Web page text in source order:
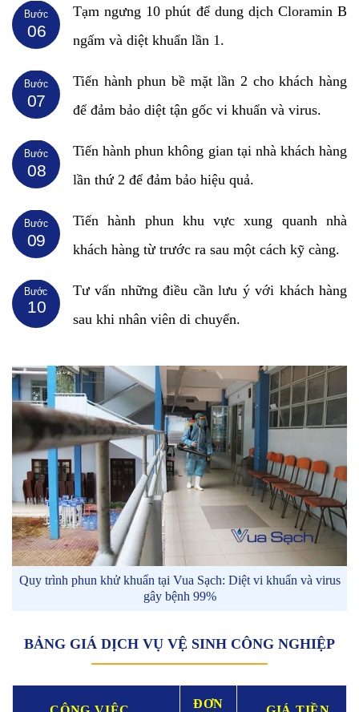
06
Bước
Tạm ngưng 10 phút để dung dịch Cloramin B
ngấm và diệt khuẩn lần 1.
07
Bước
Tiến hành phun bề mặt lần 2 cho khách hàng
để đảm bảo diệt tận gốc vi khuẩn và virus.
08
Bước
Tiến hành phun không gian tại nhà khách hàng
lần thứ 2 để đảm bảo hiệu quả.
09
Bước
Tiến hành phun khu vực xung quanh nhà
khách hàng từ trước ra sau một cách kỹ càng.
10
Bước
Tư vấn những điều cần lưu ý với khách hàng
sau khi nhân viên di chuyển.
Quy trình phun khử khuẩn tại Vua Sạch: Diệt vi khuẩn và virus
gây bệnh 99%
BẢNG GIÁ DỊCH VỤ VỆ SINH CÔNG NGHIỆP
ĐƠN